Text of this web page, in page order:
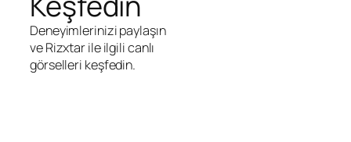
Deneyimlerinizi paylaşın
ve Rizxtar ile ilgili canlı
görselleri keşfedin.